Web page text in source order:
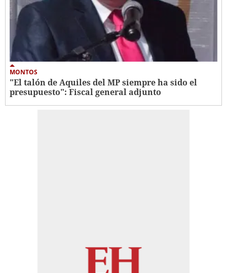
MONTOS
"El talón de Aquiles del MP siempre ha sido el
presupuesto": Fiscal general adjunto